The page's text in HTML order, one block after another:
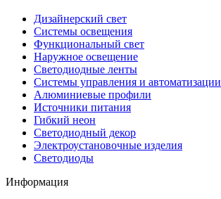
Дизайнерский свет
Системы освещения
Функциональный свет
Наружное освещение
Светодиодные ленты
Системы управления и автоматизации
Алюминиевые профили
Источники питания
Гибкий неон
Светодиодный декор
Электроустановочные изделия
Светодиоды
Информация